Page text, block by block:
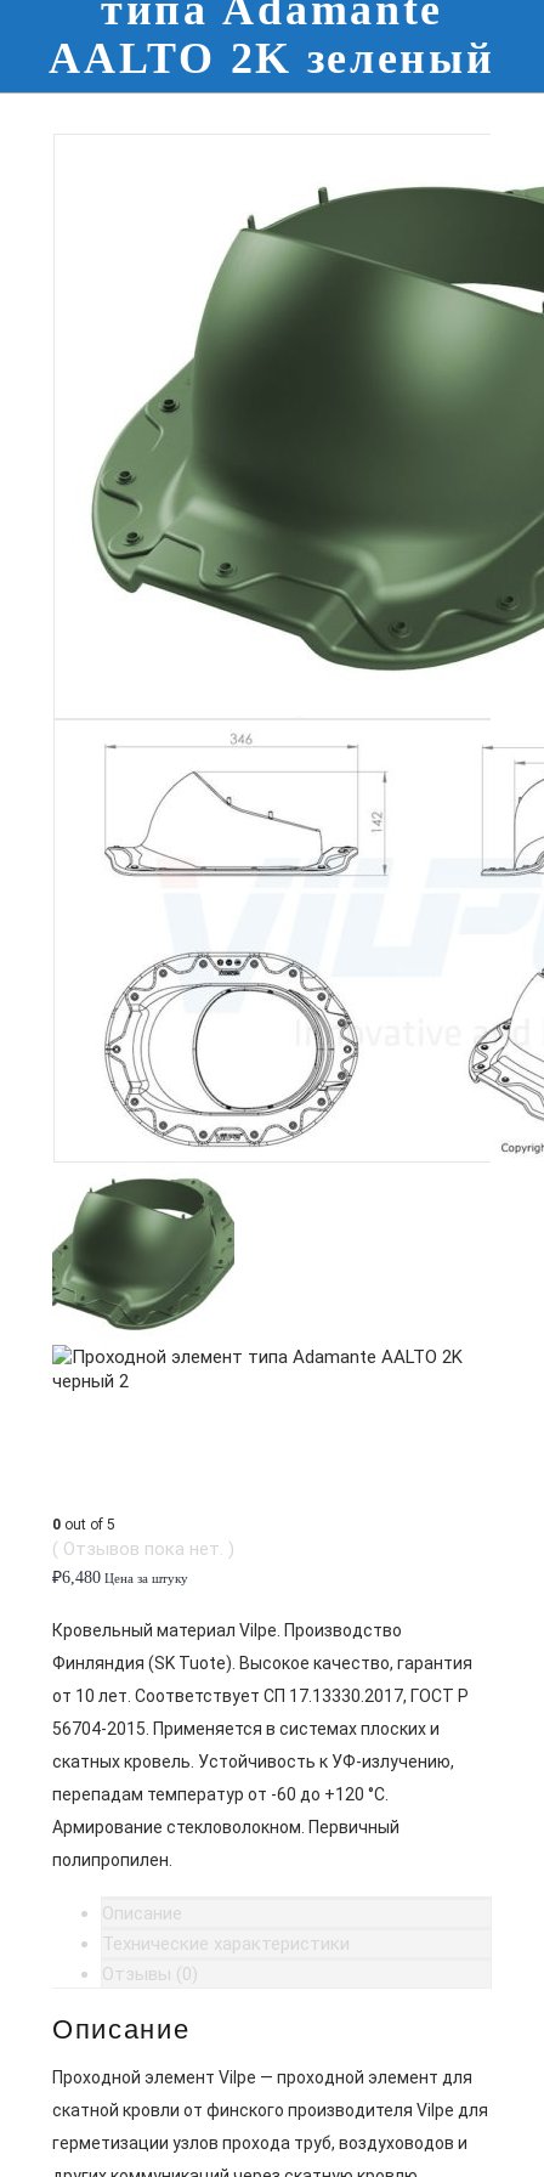
типа Adamante
AALTO 2K зеленый
0 out of 5
( Отзывов пока нет. )
₽6,480 Цена за штуку
Кровельный материал Vilpe. Производство
Финляндия (SK Tuote). Высокое качество, гарантия
от 10 лет. Соответствует СП 17.13330.2017, ГОСТ Р
56704-2015. Применяется в системах плоских и
скатных кровель. Устойчивость к УФ-излучению,
перепадам температур от -60 до +120 °C.
Армирование стекловолокном. Первичный
полипропилен.
Описание
Технические характеристики
Отзывы (0)
Описание
Проходной элемент Vilpe — проходной элемент для
скатной кровли от финского производителя Vilpe для
герметизации узлов прохода труб, воздуховодов и